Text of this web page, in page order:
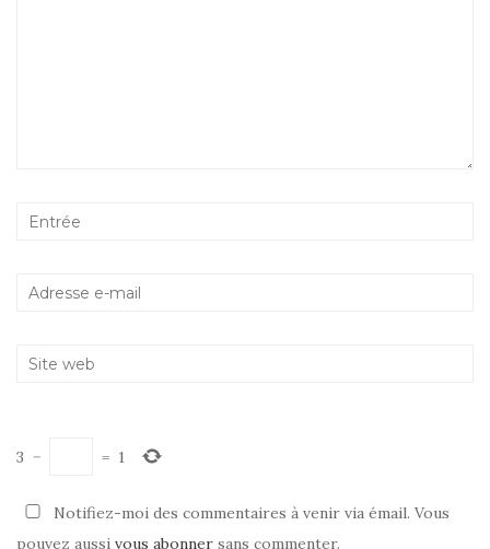
3 − = 1
Notifiez-moi des commentaires à venir via émail. Vous
pouvez aussi vous abonner sans commenter.